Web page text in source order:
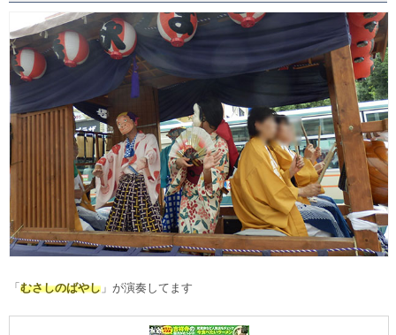
「 むさしのばやし 」が演奏してます